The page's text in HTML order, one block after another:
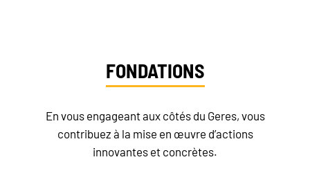
FONDATIONS
En vous engageant aux côtés du Geres, vous
contribuez à la mise en œuvre d’actions
innovantes et concrètes.